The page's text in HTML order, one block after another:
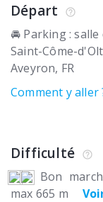
Départ
🚘 Parking :
Saint-Côme-d'Olt
Aveyron FR
Comment y aller
Difficulté
Bon
max 665 m